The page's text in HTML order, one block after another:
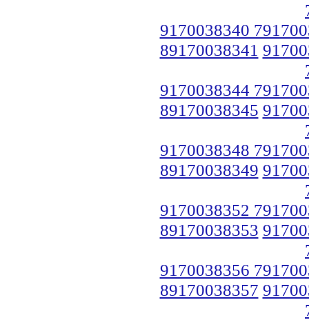
9170038340
89170038341
9170038344
89170038345
9170038348
89170038349
9170038352
89170038353
9170038356
89170038357